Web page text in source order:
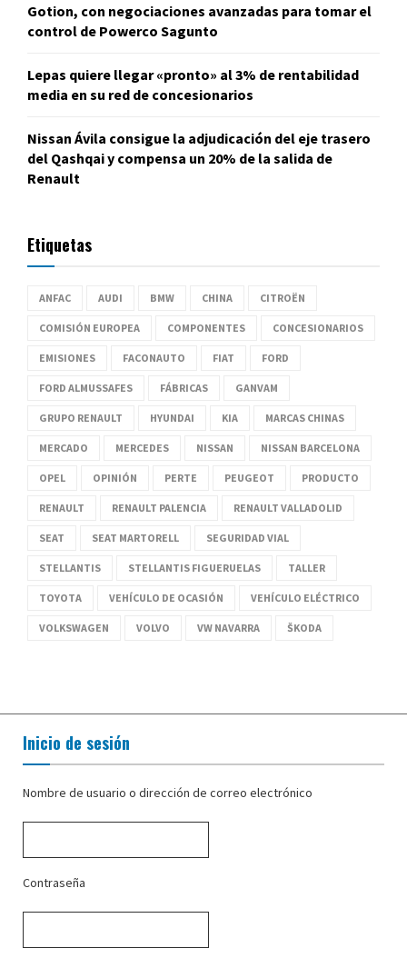
Gotion, con negociaciones avanzadas para tomar el
control de Powerco Sagunto
Lepas quiere llegar «pronto» al 3% de rentabilidad
media en su red de concesionarios
Nissan Ávila consigue la adjudicación del eje trasero
del Qashqai y compensa un 20% de la salida de
Renault
Etiquetas
ANFAC AUDI BMW CHINA CITROËN
COMISIÓN EUROPEA COMPONENTES CONCESIONARIOS
EMISIONES FACONAUTO FIAT FORD
FORD ALMUSSAFES FÁBRICAS GANVAM
GRUPO RENAULT HYUNDAI KIA MARCAS CHINAS
MERCADO MERCEDES NISSAN NISSAN BARCELONA
OPEL OPINIÓN PERTE PEUGEOT PRODUCTO
RENAULT RENAULT PALENCIA RENAULT VALLADOLID
SEAT SEAT MARTORELL SEGURIDAD VIAL
STELLANTIS STELLANTIS FIGUERUELAS TALLER
TOYOTA VEHÍCULO DE OCASIÓN VEHÍCULO ELÉCTRICO
VOLKSWAGEN VOLVO VW NAVARRA ŠKODA
Inicio de sesión
Nombre de usuario o dirección de correo electrónico
Contraseña